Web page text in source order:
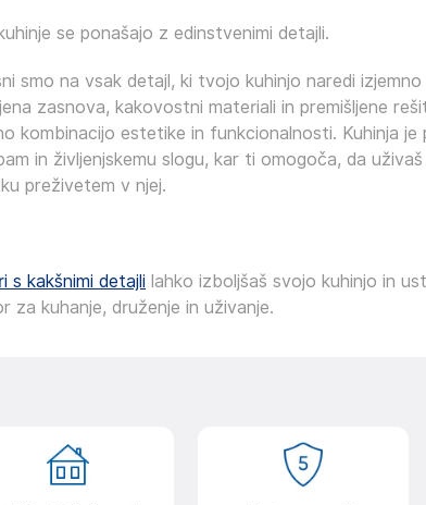
se ponašajo z edinstvenimi detajli.
smo na vsak detajl, ki tvojo kuhinjo naredi
zasnova, kakovostni materiali in premišljene
kombinacijo estetike in funkcionalnosti. Kuhinja je
in življenjskemu slogu, kar ti omogoča, da
preživetem v njej.
s kakšnimi detajli lahko izboljšaš svojo kuhinjo in
za kuhanje, druženje in uživanje.